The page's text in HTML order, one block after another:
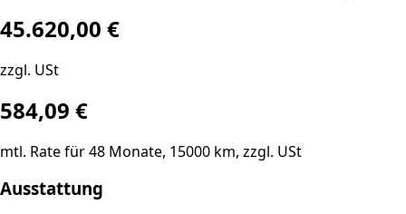
45.620,00 €
zzgl. USt
584,09 €
mtl. Rate für48 Monate, 15000 km, zzgl. USt
Ausstattung